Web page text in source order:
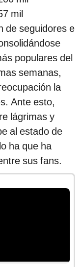
mil
de seguidores e
populares del
semanas,
la
Ante esto,
lágrimas y
al estado de
ha que ha
sus fans.